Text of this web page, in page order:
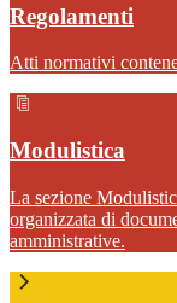
Regolamenti
Atti normativi
Modulistica
La sezione
organizzata di
amministrative.